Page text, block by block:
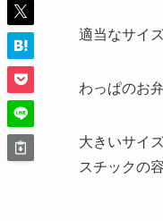
適当なサイ
わっぱのお
大きいサイ
スチックの